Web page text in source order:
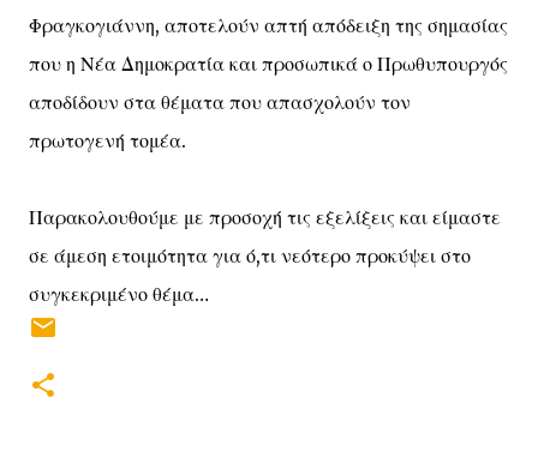
Φραγκογιάννη, αποτελούν απτή απόδειξη της σημασίας
που η Νέα Δημοκρατία και προσωπικά ο Πρωθυπουργός
αποδίδουν στα θέματα που απασχολούν τον
πρωτογενή τομέα.
Παρακολουθούμε με προσοχή τις εξελίξεις και είμαστε
σε άμεση ετοιμότητα για ό,τι νεότερο προκύψει στο
συγκεκριμένο θέμα…